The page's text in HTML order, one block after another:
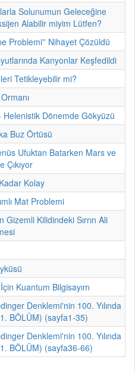
Solunumun Geleceğine
Alabilir miyim Lütfen?
Problemi'' Nihayet Çözüldü
Kanyonlar Keşfedildi
Tetikleyebilir mi?
Dönemde Gökyüzü
Buz Örtüsü
Ufuktan Batarken Mars ve
Çıkıyor
Kolay
Mat Problemi
Gizemli Kilidindeki Sırrın Ali
Kuantum Bilgisayım
Denklemi'nin 100. Yılında
BÖLÜM) (sayfa1-35)
Denklemi'nin 100. Yılında
BÖLÜM) (sayfa36-66)